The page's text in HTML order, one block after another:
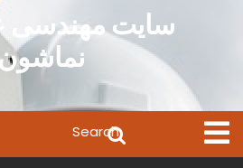
سایت مهندسی
نماشون
Open
Menu
for: